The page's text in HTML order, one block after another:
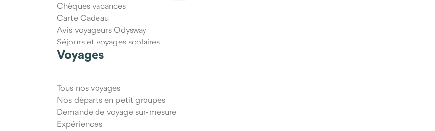
Chèques vacances
Carte Cadeau
Avis voyageurs Odysway
Séjours et voyages scolaires
Voyages
Tous nos voyages
Nos départs en petit groupes
Demande de voyage sur-mesure
Expériences